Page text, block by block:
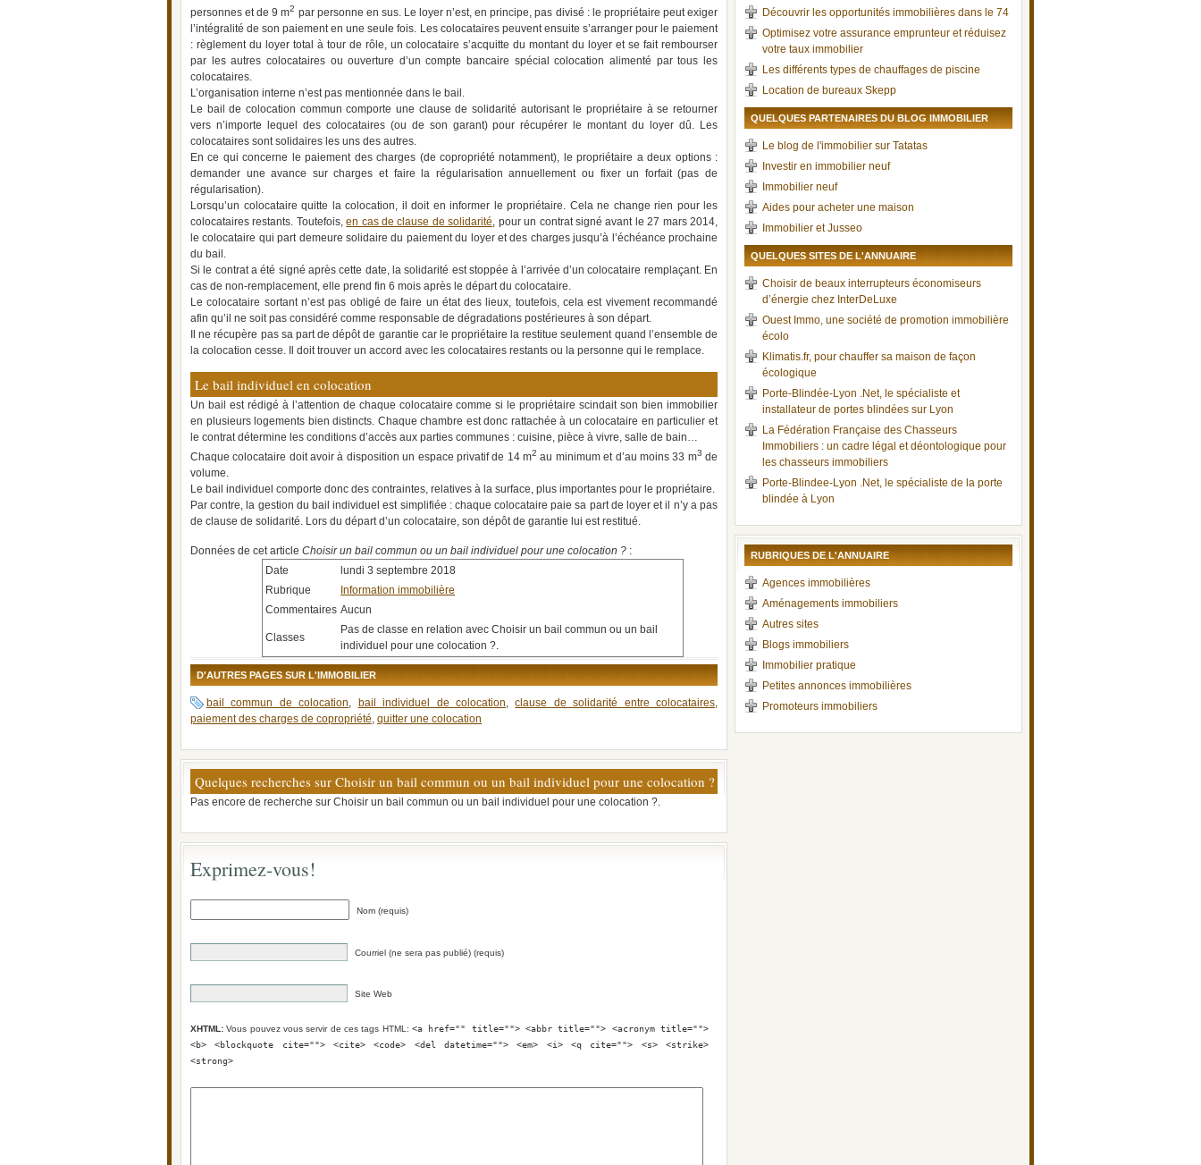
personnes et de 9 m2 par personne en sus. Le loyer n’est, en principe, pas divisé : le propriétaire peut exiger
l’intégralité de son paiement en une seule fois. Les colocataires peuvent ensuite s’arranger pour le paiement
: règlement du loyer total à tour de rôle, un colocataire s’acquitte du montant du loyer et se fait rembourser
par les autres colocataires ou ouverture d’un compte bancaire spécial colocation alimenté par tous les
colocataires.
L’organisation interne n’est pas mentionnée dans le bail.
Le bail de colocation commun comporte une clause de solidarité autorisant le propriétaire à se retourner
vers n’importe lequel des colocataires (ou de son garant) pour récupérer le montant du loyer dû. Les
colocataires sont solidaires les uns des autres.
En ce qui concerne le paiement des charges (de copropriété notamment), le propriétaire a deux options :
demander une avance sur charges et faire la régularisation annuellement ou fixer un forfait (pas de
régularisation).
Lorsqu’un colocataire quitte la colocation, il doit en informer le propriétaire. Cela ne change rien pour les
colocataires restants. Toutefois,en cas de clause de solidarité, pour un contrat signé avant le 27 mars 2014,
le colocataire qui part demeure solidaire du paiement du loyer et des charges jusqu’à l’échéance prochaine
du bail.
Si le contrat a été signé après cette date, la solidarité est stoppée à l’arrivée d’un colocataire remplaçant. En
cas de non-remplacement, elle prend fin 6 mois après le départ du colocataire.
Le colocataire sortant n’est pas obligé de faire un état des lieux, toutefois, cela est vivement recommandé
afin qu’il ne soit pas considéré comme responsable de dégradations postérieures à son départ.
Il ne récupère pas sa part de dépôt de garantie car le propriétaire la restitue seulement quand l’ensemble de
la colocation cesse. Il doit trouver un accord avec les colocataires restants ou la personne qui le remplace.
Le bail individuel en colocation
Un bail est rédigé à l’attention de chaque colocataire comme si le propriétaire scindait son bien immobilier
en plusieurs logements bien distincts. Chaque chambre est donc rattachée à un colocataire en particulier et
le contrat détermine les conditions d’accès aux parties communes : cuisine, pièce à vivre, salle de bain…
Chaque colocataire doit avoir à disposition un espace privatif de 14 m2 au minimum et d’au moins 33 m3 de
volume.
Le bail individuel comporte donc des contraintes, relatives à la surface, plus importantes pour le propriétaire.
Par contre, la gestion du bail individuel est simplifiée : chaque colocataire paie sa part de loyer et il n’y a pas
de clause de solidarité. Lors du départ d’un colocataire, son dépôt de garantie lui est restitué.
Données de cet article Choisir un bail commun ou un bail individuel pour une colocation ? :
Date
lundi 3 septembre 2018
Rubrique
Information immobilière
Commentaires Aucun
Classes
Pas de classe en relation avec Choisir un bail commun ou un bail
individuel pour une colocation ?.
D'AUTRES PAGES SUR L'IMMOBILIER
bail commun de colocation, bail individuel de colocation,clause de solidarité entre colocataires,
paiement des charges de copropriété, quitter une colocation
Quelques recherches sur Choisir un bail commun ou un bail individuel pour une colocation ?
Pas encore de recherche sur Choisir un bail commun ou un bail individuel pour une colocation ?.
Exprimez-vous!
Nom (requis)
Courriel (ne sera pas publié) (requis)
Site Web
XHTML: Vous pouvez vous servir de ces tags HTML: <a href="" title=""> <abbr title=""> <acronym title="">
<b> <blockquote cite=""> <cite> <code> <del datetime=""> <em> <i> <q cite=""> <s> <strike>
<strong>
Découvrir les opportunités immobilières dans le 74
Optimisez votre assurance emprunteur et réduisez
votre taux immobilier
Les différents types de chauffages de piscine
Location de bureaux Skepp
QUELQUES PARTENAIRES DU BLOG IMMOBILIER
Le blog de l'immobilier sur Tatatas
Investir en immobilier neuf
Immobilier neuf
Aides pour acheter une maison
Immobilier et Jusseo
QUELQUES SITES DE L'ANNUAIRE
Choisir de beaux interrupteurs économiseurs
d’énergie chez InterDeLuxe
Ouest Immo, une société de promotion immobilière
écolo
Klimatis.fr, pour chauffer sa maison de façon
écologique
Porte-Blindée-Lyon .Net, le spécialiste et
installateur de portes blindées sur Lyon
La Fédération Française des Chasseurs
Immobiliers : un cadre légal et déontologique pour
les chasseurs immobiliers
Porte-Blindee-Lyon .Net, le spécialiste de la porte
blindée à Lyon
RUBRIQUES DE L'ANNUAIRE
Agences immobilières
Aménagements immobiliers
Autres sites
Blogs immobiliers
Immobilier pratique
Petites annonces immobilières
Promoteurs immobiliers